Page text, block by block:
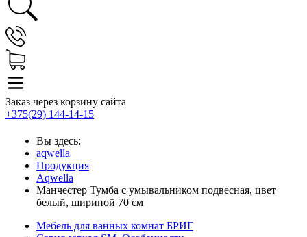
Заказ через корзину сайта
+375(29) 144-14-15
Вы здесь:
aqwella
Продукция
Aqwella
Манчестер Тумба с умывальником подвесная, цвет
белый, шириной 70 см
Мебель для ванных комнат БРИГ